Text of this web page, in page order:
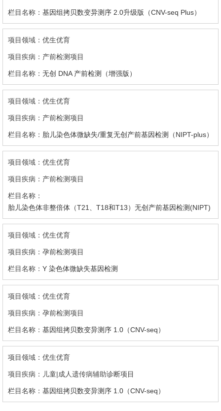
基因组拷贝数变异测序 2.0升级版（CNV-seq Plus）
优生优育
产前检测项目
无创 DNA 产前检测（增强版）
优生优育
产前检测项目
胎儿染色体微缺失/重复无创产前基因检测（NIPT-plus）
优生优育
产前检测项目
胎儿染色体非整倍体（T21、T18和T13）无创产前基因检测(NIPT)
优生优育
孕前检测项目
Y 染色体微缺失基因检测
优生优育
孕前检测项目
基因组拷贝数变异测序 1.0（CNV-seq）
优生优育
儿童|成人遗传病辅助诊断项目
基因组拷贝数变异测序 1.0（CNV-seq）